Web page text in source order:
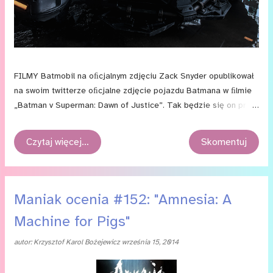
FIL­MY Bat­mo­bil na oﬁcjal­nym zdję­ciu Zack Sny­der opu­bli­ko­wał
na swo­im twit­te­rze oﬁcjal­ne zdję­cie po­jaz­du Bat­ma­na w ﬁl­mie
„Bat­man v Su­per­man: Dawn of Jus­tice”. Tak bę­dzie się on pre­
i coś czu­ję, że bę­dzie to moja ulu­bio­na wer­sja słyn­ne­go Bat­mo­
bi­lu.
Czytaj więcej… Skomentuj
Maniak ocenia #152: "Amnesia: A
Machine for Pigs"
autor:Krzysztof Karol Bożejewicz września 15, 2014